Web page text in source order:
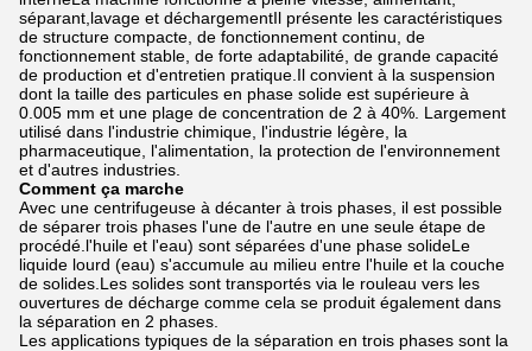
séparant,lavage et déchargementIl présente les caractéristiques
de structure compacte, de fonctionnement continu, de
fonctionnement stable, de forte adaptabilité, de grande capacité
de production et d'entretien pratique.Il convient à la suspension
dont la taille des particules en phase solide est supérieure à
0.005 mm et une plage de concentration de 2 à 40%. Largement
utilisé dans l'industrie chimique, l'industrie légère, la
pharmaceutique, l'alimentation, la protection de l'environnement
et d'autres industries.
Comment ça marche
Avec une centrifugeuse à décanter à trois phases, il est possible
de séparer trois phases l'une de l'autre en une seule étape de
procédé.l'huile et l'eau) sont séparées d'une phase solideLe
liquide lourd (eau) s'accumule au milieu entre l'huile et la couche
de solides.Les solides sont transportés via le rouleau vers les
ouvertures de décharge comme cela se produit également dans
la séparation en 2 phases.
Les applications typiques de la séparation en trois phases sont la